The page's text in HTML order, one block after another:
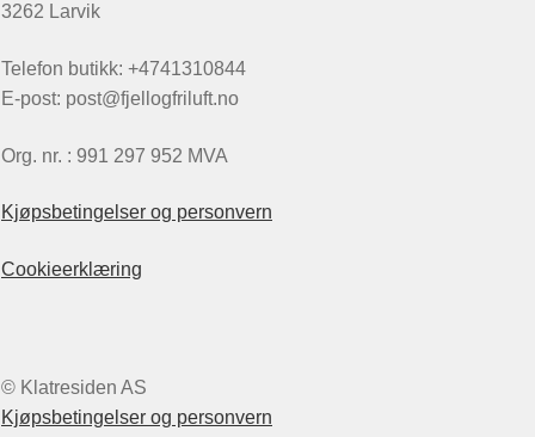
3262 Larvik
Telefon butikk: +4741310844
E-post: post@fjellogfriluft.no
Org. nr. : 991 297 952 MVA
Kjøpsbetingelser og personvern
Cookieerklæring
© Klatresiden AS
Kjøpsbetingelser og personvern